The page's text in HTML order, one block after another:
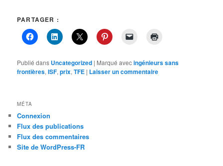
PARTAGER :
Publié dans Uncategorized | Marqué avecingénieurs sans
frontières,ISF,prix,TFE | Laisser un commentaire
MÉTA
Connexion
Flux des publications
Flux des commentaires
Site de WordPress-FR